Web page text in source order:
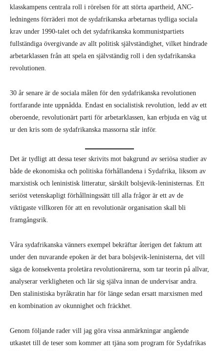
klasskampens centrala roll i rörelsen för att störta apartheid, ANC-
ledningens förräderi mot de sydafrikanska arbetarnas tydliga sociala
krav under 1990-talet och det sydafrikanska kommunistpartiets
fullständiga övergivande av allt politisk självständighet, vilket hindrade
arbetarklassen från att spela en självständig roll i den sydafrikanska
revolutionen.
30 år senare är de sociala målen för den sydafrikanska revolutionen
fortfarande inte uppnådda. Endast en socialistisk revolution, ledd av ett
oberoende, revolutionärt parti för arbetarklassen, kan erbjuda en väg ut
ur den kris som de sydafrikanska massorna står inför.
Det är tydligt att dessa teser skrivits mot bakgrund av seriösa studier av
både de ekonomiska och politiska förhållandena i Sydafrika, liksom av
marxistisk och leninistisk litteratur, särskilt bolsjevik-leninisternas. Ett
seriöst vetenskapligt förhållningssätt till alla frågor är ett av de
viktigaste villkoren för att en revolutionär organisation skall bli
framgångsrik.
Våra sydafrikanska vänners exempel bekräftar återigen det faktum att
under den nuvarande epoken är det bara bolsjevik-leninisterna, det vill
säga de konsekventa proletära revolutionärerna, som tar teorin på allvar,
analyserar verkligheten och lär sig själva innan de undervisar andra.
Den stalinistiska byråkratin har för länge sedan ersatt marxismen med
en kombination av okunnighet och fräckhet.
Genom följande rader vill jag göra vissa anmärkningar angående
utkastet till de teser som kommer att tjäna som program för Sydafrikas